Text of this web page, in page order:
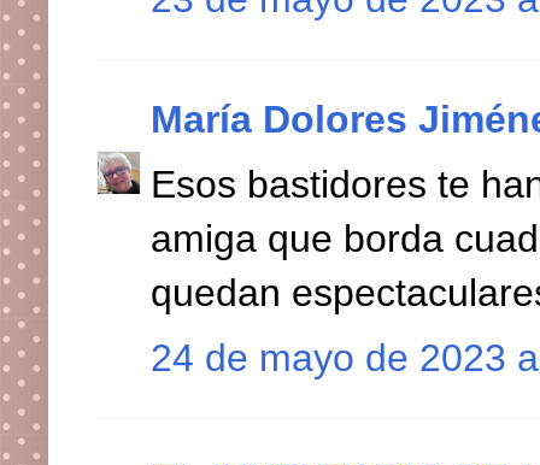
María Dolores
Esos bastidores te
amiga que borda
quedan
24 de mayo de 2023